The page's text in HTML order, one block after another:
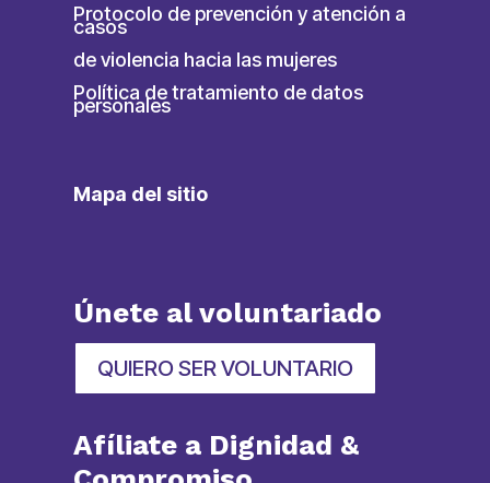
Protocolo de prevención y atención a
casos
de violencia hacia las mujeres
Política de tratamiento de datos
personales
Mapa del sitio
Únete al voluntariado
QUIERO SER VOLUNTARIO
Afíliate a Dignidad &